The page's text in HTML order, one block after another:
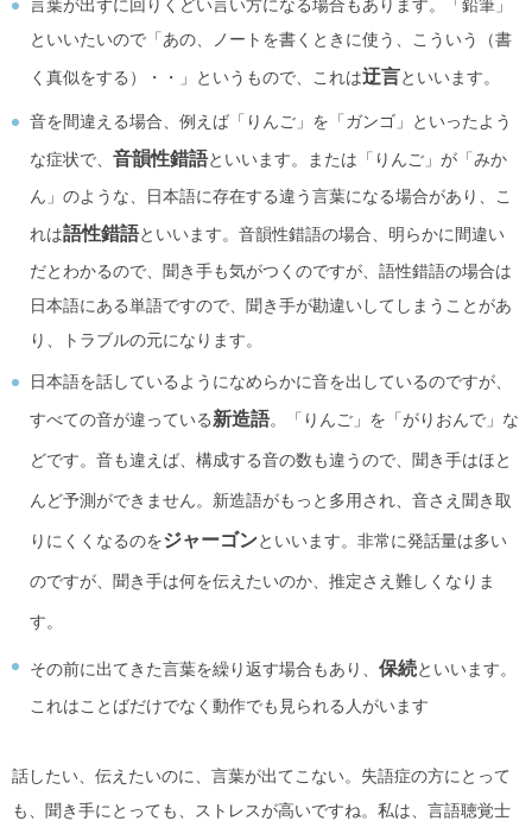
言葉が出ずに回りくどい言い方になる場合もあります。「鉛筆」
といいたいので「あの、ノートを書くときに使う、こういう（書
く真似をする）・・」というもので、これは迂言といいます。
音を間違える場合、例えば「りんご」を「ガンゴ」といったよう
な症状で、 音韻性錯語といいます。または「りんご」が「みか
ん」のような、日本語に存在する違う言葉になる場合があり、こ
れは語性錯語といいます。音韻性錯語の場合、明らかに間違い
だとわかるので、聞き手も気がつくのですが、語性錯語の場合は
日本語にある単語ですので、聞き手が勘違いしてしまうことがあ
り、トラブルの元になります。
日本語を話しているようになめらかに音を出しているのですが、
すべての音が違っている新造語。「りんご」を「がりおんで」な
どです。音も違えば、構成する音の数も違うので、聞き手はほと
んど予測ができません。新造語がもっと多用され、音さえ聞き取
りにくくなるのをジャーゴンといいます。非常に発話量は多い
のですが、聞き手は何を伝えたいのか、推定さえ難しくなりま
す。
その前に出てきた言葉を繰り返す場合もあり、 保続といいます。
これはことばだけでなく動作でも見られる人がいます
話したい、伝えたいのに、言葉が出てこない。失語症の方にとって
も、聞き手にとっても、ストレスが高いですね。私は、言語聴覚士